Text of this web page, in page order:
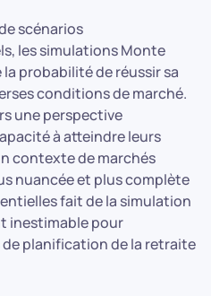
scénarios
les simulations Monte
probabilité de réussir sa
conditions de marché.
une perspective
à atteindre leurs
contexte de marchés
nuancée et plus complète
fait de la simulation
inestimable pour
planification de la retraite